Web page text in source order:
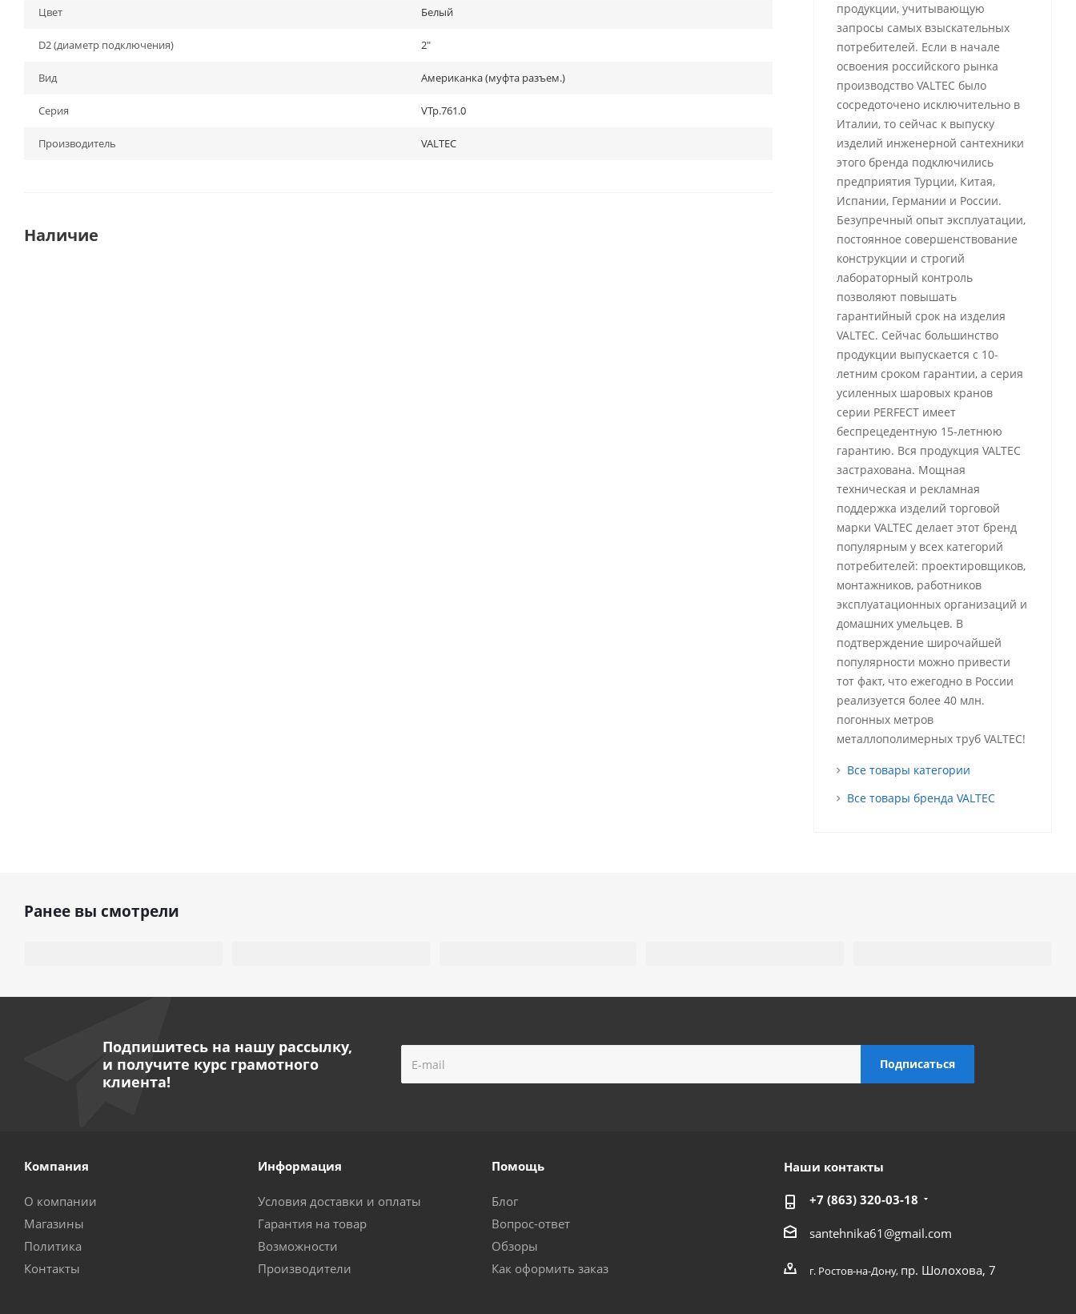
Цвет Белый
D2 (диаметр подключения) 2"
Вид Американка (муфта разъем.)
Серия VTp.761.0
Производитель VALTEC
Наличие
продукции, учитывающую
запросы самых взыскательных
потребителей. Если в начале
освоения российского рынка
производство VALTEC было
сосредоточено исключительно в
Италии, то сейчас к выпуску
изделий инженерной сантехники
этого бренда подключились
предприятия Турции, Китая,
Испании, Германии и России.
Безупречный опыт эксплуатации,
постоянное совершенствование
конструкции и строгий
лабораторный контроль
позволяют повышать
гарантийный срок на изделия
VALTEC. Сейчас большинство
продукции выпускается с 10-
летним сроком гарантии, а серия
усиленных шаровых кранов
серии PERFECT имеет
беспрецедентную 15-летнюю
гарантию. Вся продукция VALTEC
застрахована. Мощная
техническая и рекламная
поддержка изделий торговой
марки VALTEC делает этот бренд
популярным у всех категорий
потребителей: проектировщиков,
монтажников, работников
эксплуатационных организаций и
домашних умельцев. В
подтверждение широчайшей
популярности можно привести
тот факт, что ежегодно в России
реализуется более 40 млн.
погонных метров
металлополимерных труб VALTEC!
Все товары категории
Все товары бренда VALTEC
Ранее вы смотрели
Подпишитесь на нашу рассылку,
и получите курс грамотного
клиента!
Компания
О компании
Магазины
Политика
Контакты
Информация
Условия доставки и оплаты
Гарантия на товар
Возможности
Производители
Помощь
Блог
Вопрос-ответ
Обзоры
Как оформить заказ
Наши контакты
+7 (863) 320-03-18
santehnika61@gmail.com
г. Ростов-на-Дону, пр. Шолохова, 7